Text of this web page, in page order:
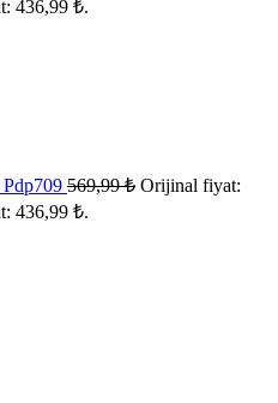
436,99 ₺.
569,99₺ Orijinal fiyat:
436,99 ₺.